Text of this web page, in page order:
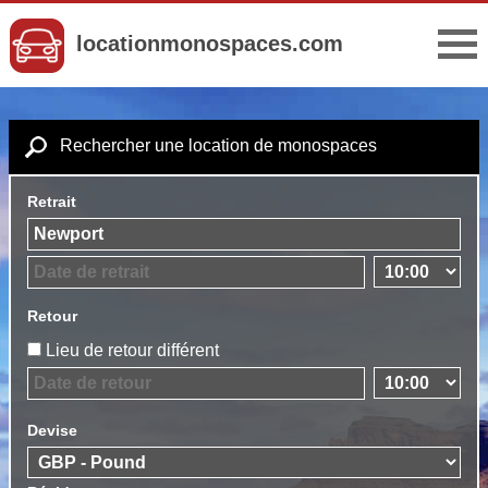
locationmonospaces.com
Rechercher une location de monospaces
Retrait
Retour
Lieu de retour différent
Devise